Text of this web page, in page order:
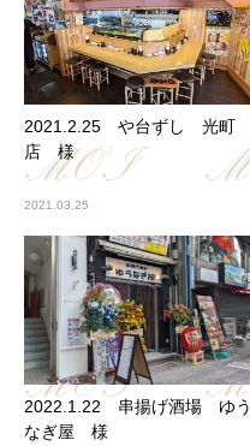
2021.2.25 や台ずし 光町
店 様
2021.03.25
2022.1.22 串揚げ酒場 ゆう
なぎ屋 様